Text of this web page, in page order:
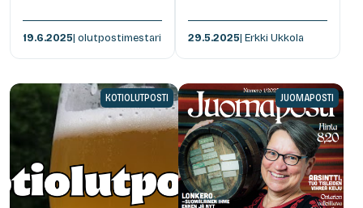
19.6.2025| olutpostimestari 29.5.2025| Erkki Ukkola
KOTIOLUTPOSTI JUOMAPOSTI